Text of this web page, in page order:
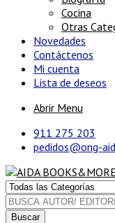
Cocina
Otras
Novedades
Contáctenos
Mi cuenta
Lista de deseos
Abrir Menu
911 275 203
pedidos@ong-
Buscar